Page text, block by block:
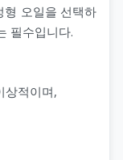
형 오일을 선택하
필수입니다.
상적이며,